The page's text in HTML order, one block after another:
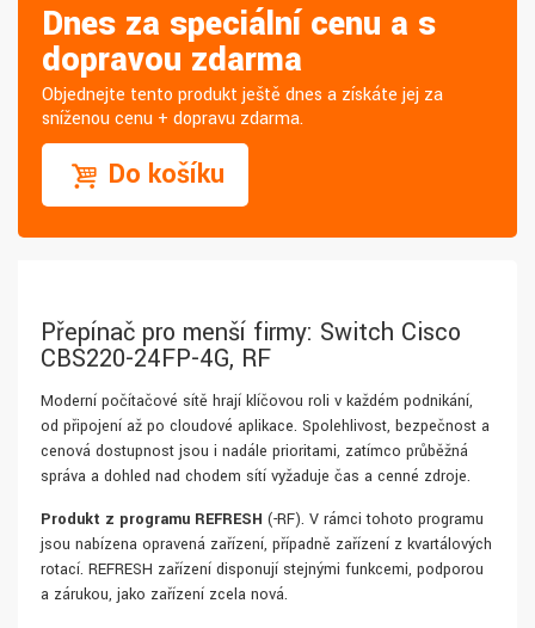
Dnes za speciální cenu a s
dopravou zdarma
Objednejte tento produkt ještě dnes a získáte jej za
sníženou cenu + dopravu zdarma.
Do košíku
Přepínač pro menší firmy: Switch Cisco
CBS220-24FP-4G, RF
Moderní počítačové sítě hrají klíčovou roli v každém podnikání,
od připojení až po cloudové aplikace. Spolehlivost, bezpečnost a
cenová dostupnost jsou i nadále prioritami, zatímco průběžná
správa a dohled nad chodem sítí vyžaduje čas a cenné zdroje.
Produkt z programu REFRESH (-RF). V rámci tohoto programu
jsou nabízena opravená zařízení, případně zařízení z kvartálových
rotací. REFRESH zařízení disponují stejnými funkcemi, podporou
a zárukou, jako zařízení zcela nová.